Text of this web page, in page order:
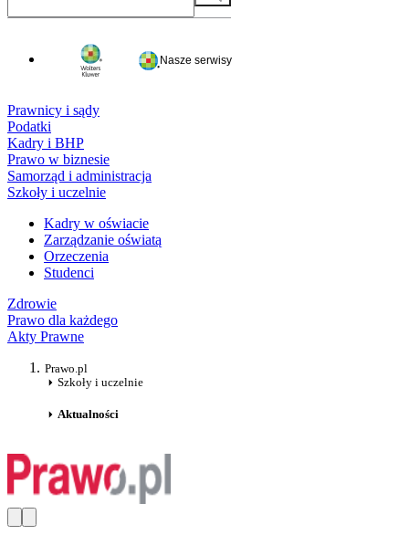
Nasze serwisy
Prawnicy i sądy
Podatki
Kadry i BHP
Prawo w biznesie
Samorząd i administracja
Szkoły i uczelnie
Kadry w oświacie
Zarządzanie oświatą
Orzeczenia
Studenci
Zdrowie
Prawo dla każdego
Akty Prawne
Prawo.pl
Szkoły i uczelnie
Aktualności